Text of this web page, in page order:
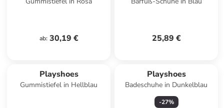
ab: 30,19 € 25,89 €
Playshoes
Gummistiefel in Hellblau
Playshoes
Badeschuhe in Dunkelblau
-27%